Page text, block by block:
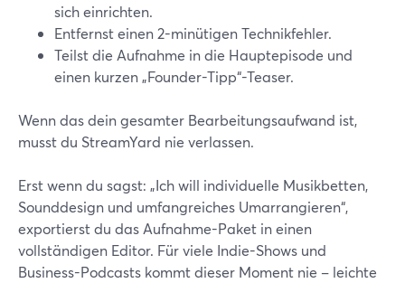
sich einrichten.
Entfernst einen 2-minütigen Technikfehler.
Teilst die Aufnahme in die Hauptepisode und
einen kurzen „Founder-Tipp“-Teaser.
Wenn das dein gesamter Bearbeitungsaufwand ist,
musst du StreamYard nie verlassen.
Erst wenn du sagst: „Ich will individuelle Musikbetten,
Sounddesign und umfangreiches Umarrangieren“,
exportierst du das Aufnahme-Paket in einen
vollständigen Editor. Für viele Indie-Shows und
Business-Podcasts kommt dieser Moment nie – leichte